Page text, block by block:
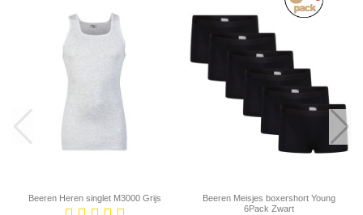
Beeren Heren singlet M3000 Grijs
Beeren Meisjes boxershort Young
6Pack Zwart